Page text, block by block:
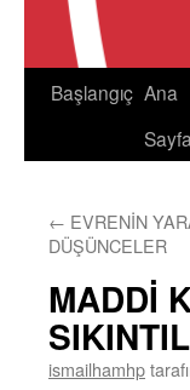
Başlangıç Ana
Sayfa
← EVRENİN
DÜŞÜNCELER
MADDİ
ismailhamhp